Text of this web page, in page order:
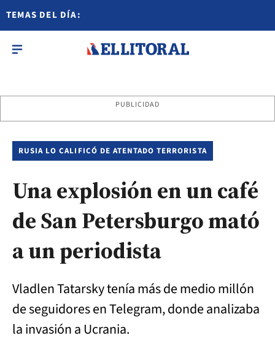
TEMAS DEL DÍA:
PUBLICIDAD
RUSIA LO CALIFICÓ DE ATENTADO TERRORISTA
Una explosión en un café
de San Petersburgo mató
a un periodista
Vladlen Tatarsky tenía más de medio millón
de seguidores en Telegram, donde analizaba
la invasión a Ucrania.